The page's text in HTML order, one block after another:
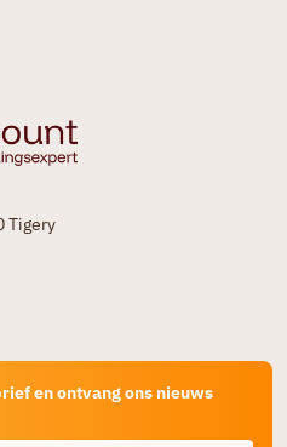
Tigery
en ontvang ons nieuws